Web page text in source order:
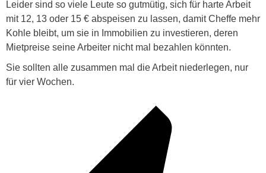
Leider sind so viele Leute so gutmütig, sich für harte Arbeit
mit 12, 13 oder 15 € abspeisen zu lassen, damit Cheffe mehr
Kohle bleibt, um sie in Immobilien zu investieren, deren
Mietpreise seine Arbeiter nicht mal bezahlen könnten.
Sie sollten alle zusammen mal die Arbeit niederlegen, nur
für vier Wochen.